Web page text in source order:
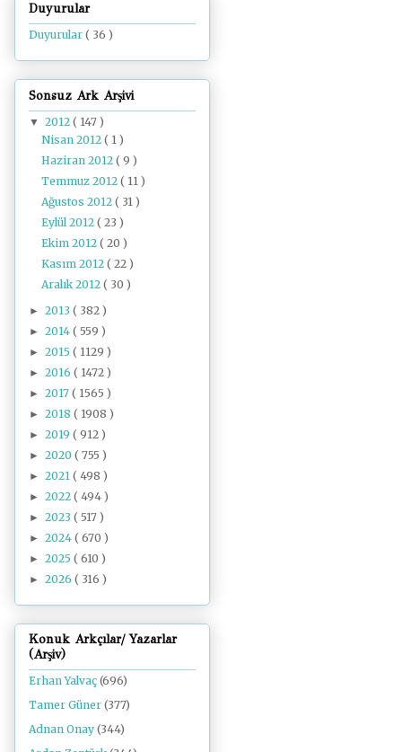
Duyurular
Duyurular ( 36 )
Sonsuz Ark Arşivi
▼ 2012 ( 147 )
Nisan 2012( 1 )
Haziran 2012( 9 )
Temmuz 2012( 11 )
Ağustos 2012( 31 )
Eylül 2012( 23 )
Ekim 2012( 20 )
Kasım 2012( 22 )
Aralık 2012( 30 )
► 2013 ( 382 )
► 2014 ( 559 )
► 2015 ( 1129 )
► 2016 ( 1472 )
► 2017 ( 1565 )
► 2018 ( 1908 )
► 2019 ( 912 )
► 2020 ( 755 )
► 2021 ( 498 )
► 2022 ( 494 )
► 2023 ( 517 )
► 2024 ( 670 )
► 2025 ( 610 )
► 2026 ( 316 )
Konuk Arkçılar/ Yazarlar
(Arşiv)
Erhan Yalvaç (696)
Tamer Güner (377)
Adnan Onay (344)